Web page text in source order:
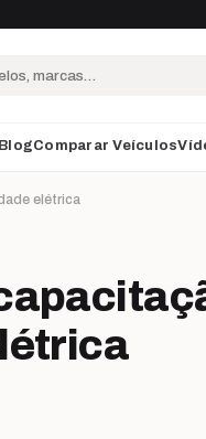
BlogComparar Veículos
elétrica